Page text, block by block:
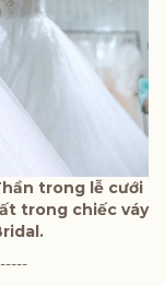
trong lễ cưới
trong chiếc váy